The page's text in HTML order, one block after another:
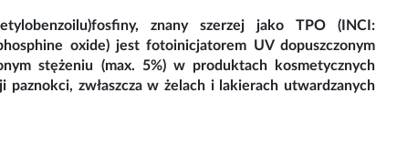
znany szerzej jako TPO (INCI:
oxide) jest fotoinicjatorem UV dopuszczonym
stężeniu (max. 5%) w produktach kosmetycznych
paznokci, zwłaszcza w żelach i lakierach utwardzanych